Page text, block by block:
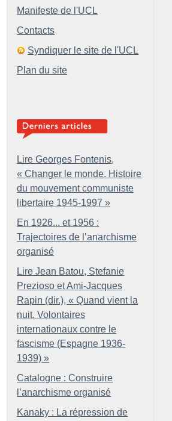
Manifeste de l'UCL
Contacts
Syndiquer le site de l'UCL
Plan du site
Lire Georges Fontenis,
« Changer le monde. Histoire
du mouvement communiste
libertaire 1945-1997 »
En 1926... et 1956 :
Trajectoires de l’anarchisme
organisé
Lire Jean Batou, Stefanie
Prezioso et Ami-Jacques
Rapin (dir.), « Quand vient la
nuit. Volontaires
internationaux contre le
fascisme (Espagne 1936-
1939) »
Catalogne : Construire
l’anarchisme organisé
Kanaky : La répression de